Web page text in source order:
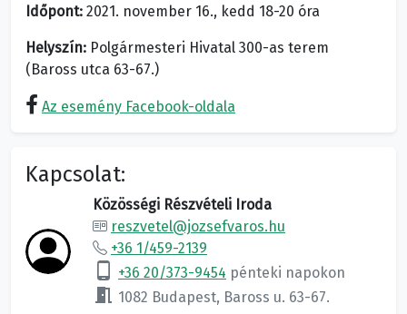
Időpont: 2021. november 16., kedd 18-20 óra
Helyszín: Polgármesteri Hivatal 300-as terem
(Baross utca 63-67.)
Az esemény Facebook-oldala
Kapcsolat:
Közösségi Részvételi Iroda
reszvetel@jozsefvaros.hu
+36 1/459-2139
phone_android +36 20/373-9454 pénteki napokon
meeting_room 1082 Budapest, Baross u. 63-67.